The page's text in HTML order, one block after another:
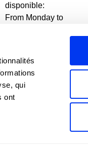
qui
ont
disponible:
From Monday to